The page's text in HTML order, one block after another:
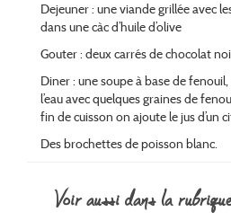
Dejeuner : une viande grillée avec
dans une càc d’huile d’olive
Gouter : deux carrés de chocolat
Diner : une soupe à base de
l’eau avec quelques graines de
fin de cuisson on ajoute le jus d’un
Des brochettes de poisson blanc.
voir aussi dans la